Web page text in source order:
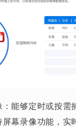
：能够定时或按需
屏幕录像功能，实